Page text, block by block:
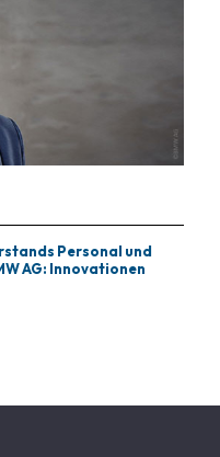
Personal und
AG: Innovationen